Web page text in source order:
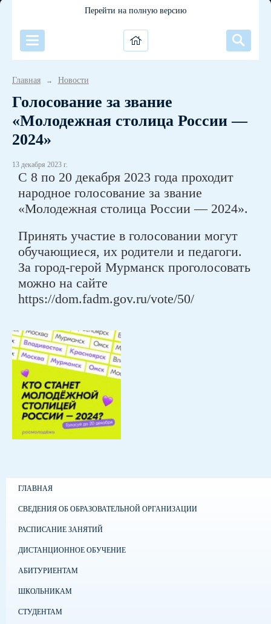
Перейти на полную версию
Главная → Новости
Голосование за звание
«Молодежная столица России —
2024»
13 декабря 2023 г.
С 8 по 20 декабря 2023 года проходит
народное голосование за звание
«Молодежная столица России — 2024».
Принять участие в голосовании могут
обучающиеся, их родители и педагоги.
За город-герой Мурманск проголосовать
можно на сайте
https://dom.fadm.gov.ru/vote/50/
ГЛАВНАЯ
СВЕДЕНИЯ ОБ ОБРАЗОВАТЕЛЬНОЙ ОРГАНИЗАЦИИ
РАСПИСАНИЕ ЗАНЯТИЙ
ДИСТАНЦИОННОЕ ОБУЧЕНИЕ
АБИТУРИЕНТАМ
ШКОЛЬНИКАМ
СТУДЕНТАМ